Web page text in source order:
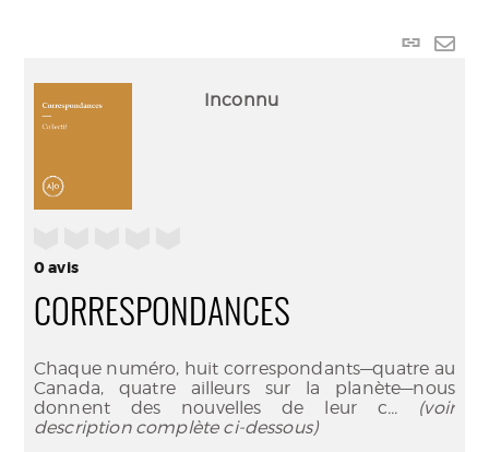
Lien
0avis
Inconnu
CORRESPONDANCES
Chaque numéro, huit correspondants—quatre au
Canada, quatre ailleurs sur la planète—nous
donnent des nouvelles de leur c... (voir
description complète ci-dessous)